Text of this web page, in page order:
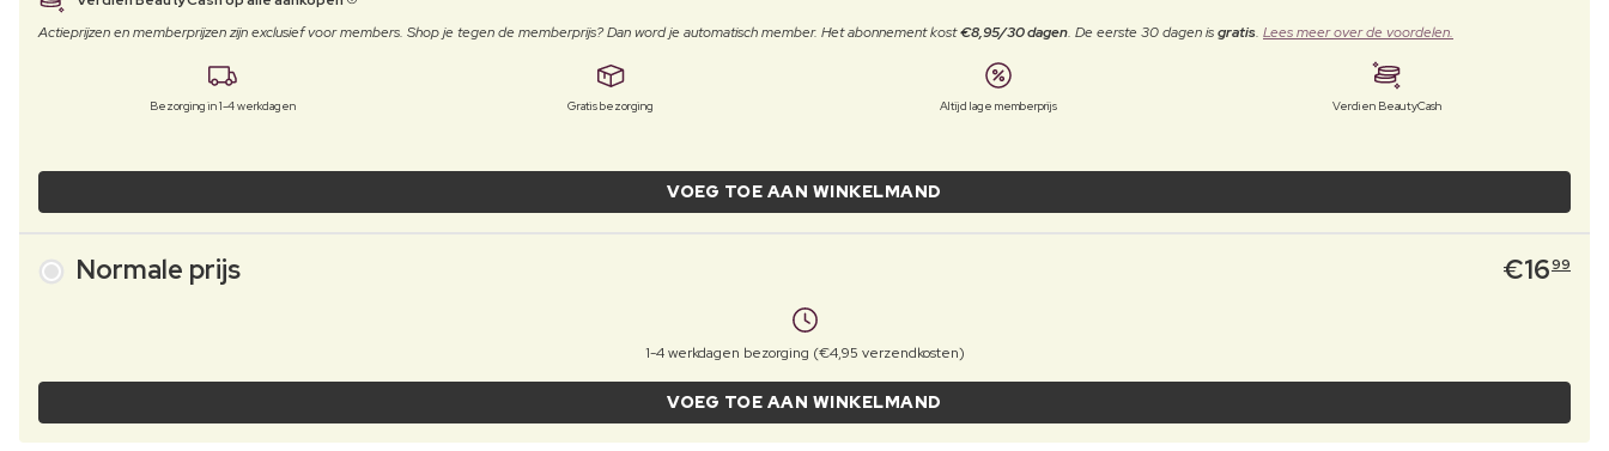
Actieprijzen en memberprijzen zijn exclusief voor members. Shop je tegen de memberprijs? Dan word je automatisch member. Het abonnement kost€8,95/30 dagen. De eerste 30 dagen isgratis. Lees meer over de voordelen.
Bezorging in 1-4 werkdagen Gratis bezorging Altijd lage memberprijs Verdien BeautyCash
VOEG TOE AAN WINKELMAND
Normale prijs €1699
1-4 werkdagen bezorging (€4,95 verzendkosten)
VOEG TOE AAN WINKELMAND